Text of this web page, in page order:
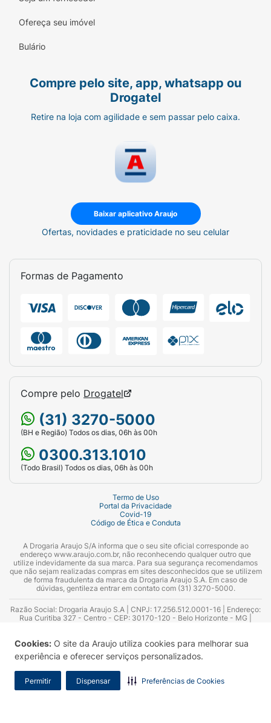
Cookies: O site da Araujo utiliza cookies para melhorar sua
experiência e oferecer serviços personalizados.
Permitir Dispensar Preferências de Cookies
Ofereça seu imóvel
Bulário
Compre pelo site, app, whatsapp ou
Drogatel
Retire na loja com agilidade e sem passar pelo caixa.
Baixar aplicativo Araujo
Ofertas, novidades e praticidade no seu celular
Formas de Pagamento
Compre pelo Drogatel
(31) 3270-5000
(BH e Região) Todos os dias, 06h às 00h
0300.313.1010
(Todo Brasil) Todos os dias, 06h às 00h
Termo de Uso
Portal da Privacidade
Covid-19
Código de Ética e Conduta
A Drogaria Araujo S/A informa que o seu site oficial corresponde ao
endereço www.araujo.com.br, não reconhecendo qualquer outro que
utilize indevidamente da sua marca. Para sua segurança recomendamos
que não sejam realizadas compras em sites desconhecidos que se utilizem
de forma fraudulenta da marca da Drogaria Araujo S.A. Em caso de
dúvidas, gentileza entrar em contato com (31) 3270-5000.
Razão Social: Drogaria Araujo S.A | CNPJ: 17.256.512.0001-16 | Endereço:
Rua Curitiba 327 - Centro - CEP: 30170-120 - Belo Horizonte - MG |
Azevedo Guimarães – CRF 10.965 | Yasmin Silva Alvarenga – CRF 52.584 -
Consultor substituto: Thiago Aguiar Pinheiro - CRF Nº 13.748. Alvará
Sanitário: 2025020713 | Autorização de Funcionamento da Empresa (AFE):